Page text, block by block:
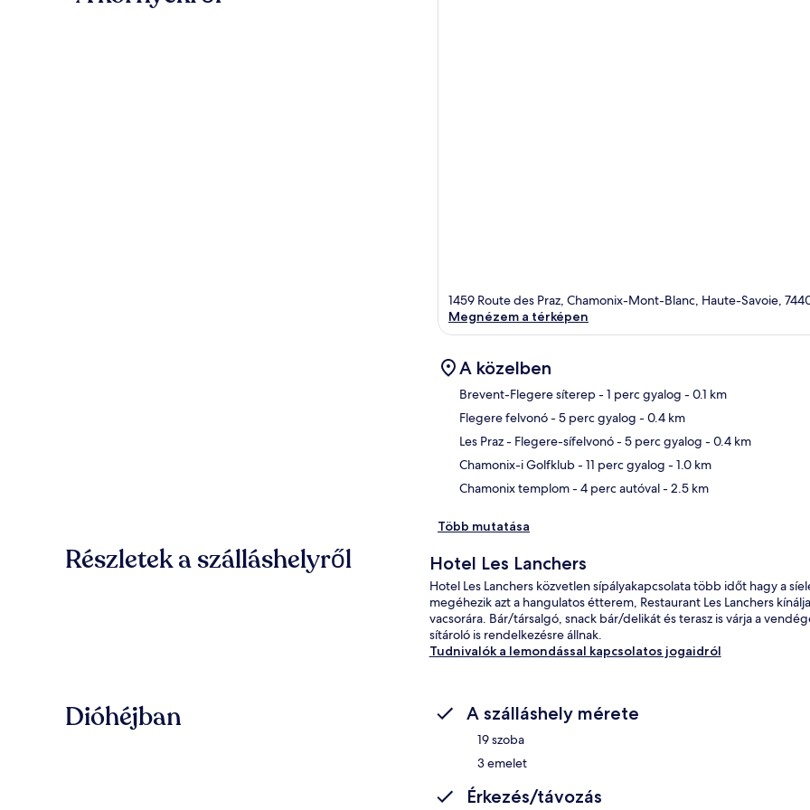
1459 Route des Praz, Chamonix-Mont-Blanc, Haute-Savoie,
Megnézem a térképen
A közelben
Brevent-Flegere síterep- 1 perc gyalog - 0.1 km
Flegere felvonó- 5 perc gyalog - 0.4 km
Les Praz - Flegere-sífelvonó- 5 perc gyalog - 0.4 km
Chamonix-i Golfklub- 11 perc gyalog - 1.0 km
Chamonix templom- 4 perc autóval- 2.5 km
Több mutatása
Részletek a szálláshelyről Hotel Les Lanchers
Hotel Les Lanchers közvetlen sípályakapcsolata több időt hagy a
megéhezik azt a hangulatos étterem, Restaurant Les Lanchers
vacsorára. Bár/társalgó, snack bár/delikát és terasz is várja a
sítároló is rendelkezésre állnak.
Tudnivalók a lemondással kapcsolatos jogaidról
Dióhéjban A szálláshely mérete
19 szoba
3 emelet
Érkezés/távozás